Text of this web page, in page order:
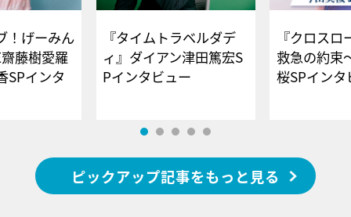
！げーみん
藤樹愛羅
SPインタ
『タイムトラベルダデ
ィ』ダイアン津田篤宏S
Pインタビュー
『クロス
救急の約束
桜SPイ
ピックアップ記事をもっと見る